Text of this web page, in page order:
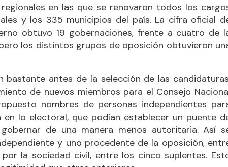
en las que se renovaron todos los
y los 335 municipios del país. La cifra oficial
obtuvo 19 gobernaciones, frente a cuatro de
los distintos grupos de oposición obtuvieron
antes de la selección de las
de nuevos miembros para el Consejo
nombres de personas independientes
lo electoral, que podían establecer un puente
de una manera menos autoritaria. Así
y uno procedente de la oposición,
la sociedad civil, entre los cinco suplentes.